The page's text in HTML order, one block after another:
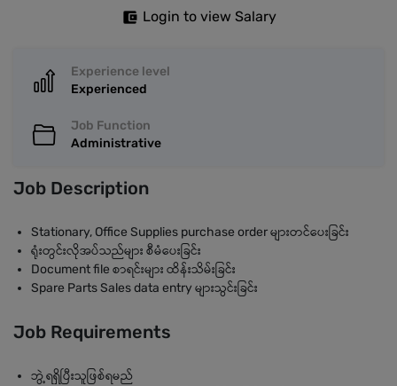
Login to view Salary
Experience level
Experienced
Job Function
Administrative
Job Description
Stationary, Office Supplies purchase order များတင်ပေးခြင်း
ရုံးတွင်းလိုအပ်သည်များ စီမံပေးခြင်း
Document file စာရင်းများ ထိန်းသိမ်းခြင်း
Spare Parts Sales data entry များသွင်းခြင်း
Job Requirements
ဘွဲ့ရရှိပြီးသူဖြစ်ရမည်